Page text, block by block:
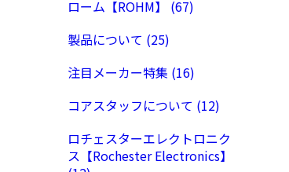
ローム【ROHM】 (67)
製品について (25)
注目メーカー特集 (16)
コアスタッフについて (12)
ロチェスターエレクトロニク
ス【Rochester Electronics】